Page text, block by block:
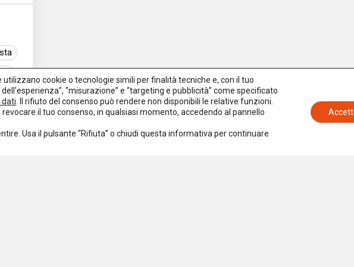
cookie o tecnologie simili per finalità tecniche e, con il tuo
“misurazione” e “targeting e pubblicità” come specificato
. Il rifiuto del consenso può rendere non disponibili le relative funzioni.
il tuo consenso, in qualsiasi momento, accedendo al pannello
Usa il pulsante “Rifiuta” o chiudi questa informativa per continuare